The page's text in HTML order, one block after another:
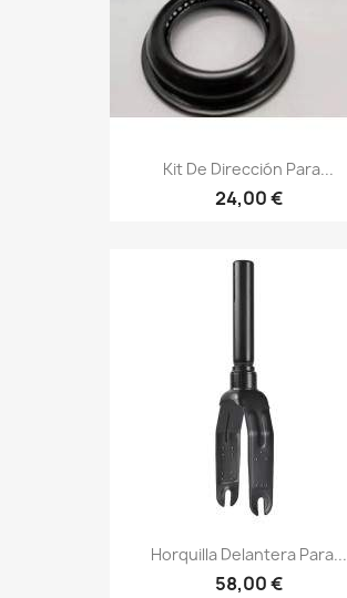
Kit De Dirección Para...
24,00 €
Horquilla Delantera Para...
58,00 €